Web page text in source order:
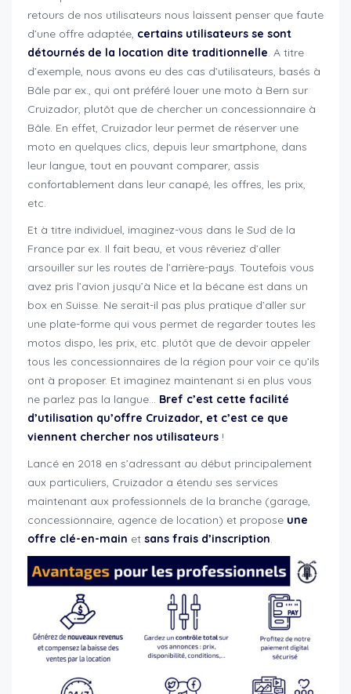
retours de nos utilisateurs nous laissent penser que faute
d’une offre adaptée, certains utilisateurs se sont
détournés de la location dite traditionnelle. A titre
d’exemple, nous avons eu des cas d’utilisateurs, basés à
Bâle par ex., qui ont préféré louer une moto à Bern sur
Cruizador, plutôt que de chercher un concessionnaire à
Bâle. En effet, Cruizador leur permet de réserver une
moto en quelques clics, depuis leur smartphone, dans
leur langue, tout en pouvant comparer, assis
confortablement dans leur canapé, les offres, les prix,
etc.
Et à titre individuel, imaginez-vous dans le Sud de la
France par ex. Il fait beau, et vous rêveriez d’aller
arsouiller sur les routes de l’arrière-pays. Toutefois vous
avez pris l’avion jusqu’à Nice et la bécane est dans un
box en Suisse. Ne serait-il pas plus pratique d’aller sur
une plate-forme qui vous permet de regarder toutes les
motos dispo, les prix, etc. plutôt que de devoir appeler
tous les concessionnaires de la région pour voir ce qu’ils
ont à proposer. Et imaginez maintenant si en plus vous
ne parlez pas la langue… Bref c’est cette facilité
d’utilisation qu’offre Cruizador, et c’est ce que
viennent chercher nos utilisateurs !
Lancé en 2018 en s’adressant au début principalement
aux particuliers, Cruizador a étendu ses services
maintenant aux professionnels de la branche (garage,
concessionnaire, agence de location) et propose une
offre clé-en-main et sans frais d’inscription.